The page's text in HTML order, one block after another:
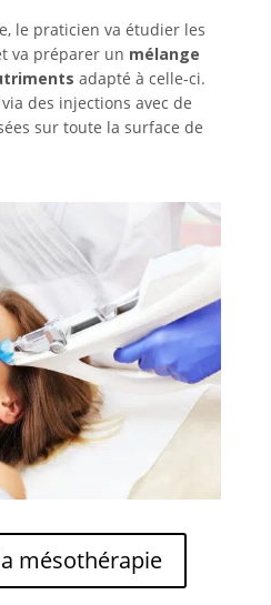
le praticien va étudier les
va préparer un mélange
adapté à celle-ci.
des injections avec de
sur toute la surface de
mésothérapie